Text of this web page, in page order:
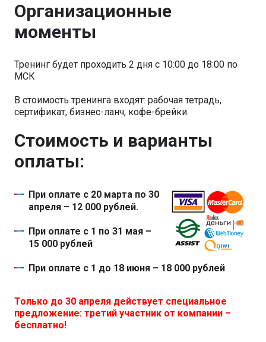
Организационные
моменты
Тренинг будет проходить 2 дня с 10:00 до 18:00 по
МСК
В стоимость тренинга входят: рабочая тетрадь,
сертификат, бизнес-ланч, кофе-брейки.
Стоимость и варианты
оплаты:
При оплате с 20 марта по 30
апреля – 12 000 рублей.
При оплате с 1 по 31 мая –
15 000 рублей
При оплате с 1 до 18 июня – 18 000 рублей
Только до 30 апреля действует специальное
предложение: третий участник от компании –
бесплатно!